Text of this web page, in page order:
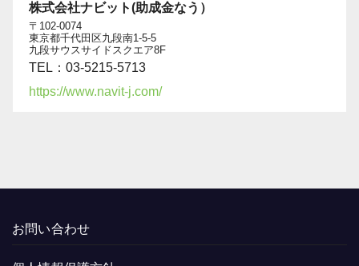
株式会社ナビット(助成金なう）
〒102-0074
東京都千代田区九段南1-5-5
九段サウスサイドスクエア8F
TEL：03-5215-5713
https://www.navit-j.com/
お問い合わせ